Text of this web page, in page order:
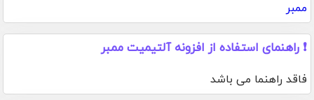
ممبر
❗ راهنمای استفاده از افزونه آلتیمیت ممبر
فاقد راهنما می باشد